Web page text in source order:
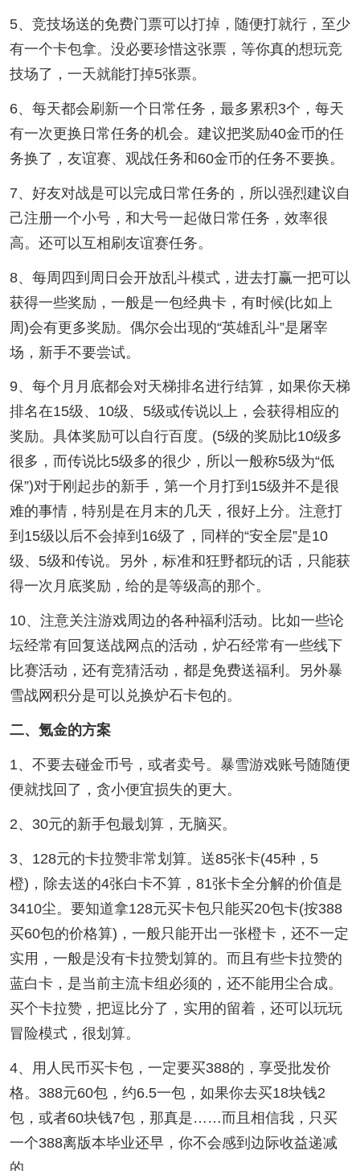
5、竞技场送的免费门票可以打掉，随便打就行，至少
有一个卡包拿。没必要珍惜这张票，等你真的想玩竞
技场了，一天就能打掉5张票。
6、每天都会刷新一个日常任务，最多累积3个，每天
有一次更换日常任务的机会。建议把奖励40金币的任
务换了，友谊赛、观战任务和60金币的任务不要换。
7、好友对战是可以完成日常任务的，所以强烈建议自
己注册一个小号，和大号一起做日常任务，效率很
高。还可以互相刷友谊赛任务。
8、每周四到周日会开放乱斗模式，进去打赢一把可以
获得一些奖励，一般是一包经典卡，有时候(比如上
周)会有更多奖励。偶尔会出现的“英雄乱斗”是屠宰
场，新手不要尝试。
9、每个月月底都会对天梯排名进行结算，如果你天梯
排名在15级、10级、5级或传说以上，会获得相应的
奖励。具体奖励可以自行百度。(5级的奖励比10级多
很多，而传说比5级多的很少，所以一般称5级为“低
保”)对于刚起步的新手，第一个月打到15级并不是很
难的事情，特别是在月末的几天，很好上分。注意打
到15级以后不会掉到16级了，同样的“安全层”是10
级、5级和传说。另外，标准和狂野都玩的话，只能获
得一次月底奖励，给的是等级高的那个。
10、注意关注游戏周边的各种福利活动。比如一些论
坛经常有回复送战网点的活动，炉石经常有一些线下
比赛活动，还有竞猜活动，都是免费送福利。另外暴
雪战网积分是可以兑换炉石卡包的。
二、氪金的方案
1、不要去碰金币号，或者卖号。暴雪游戏账号随随便
便就找回了，贪小便宜损失的更大。
2、30元的新手包最划算，无脑买。
3、128元的卡拉赞非常划算。送85张卡(45种，5
橙)，除去送的4张白卡不算，81张卡全分解的价值是
3410尘。要知道拿128元买卡包只能买20包卡(按388
买60包的价格算)，一般只能开出一张橙卡，还不一定
实用，一般是没有卡拉赞划算的。而且有些卡拉赞的
蓝白卡，是当前主流卡组必须的，还不能用尘合成。
买个卡拉赞，把逗比分了，实用的留着，还可以玩玩
冒险模式，很划算。
4、用人民币买卡包，一定要买388的，享受批发价
格。388元60包，约6.5一包，如果你去买18块钱2
包，或者60块钱7包，那真是……而且相信我，只买
一个388离版本毕业还早，你不会感到边际收益递减